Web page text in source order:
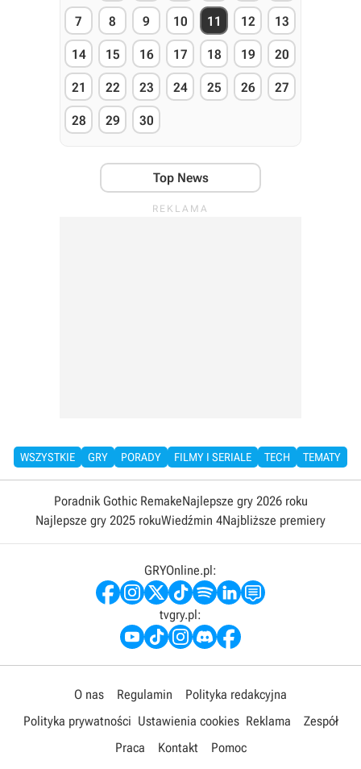
7 8 9 10 11 12 13
14 15 16 17 18 19 20
21 22 23 24 25 26 27
28 29 30
Top News
WSZYSTKIE GRY PORADY FILMY I SERIALE TECH TEMATY
Poradnik Gothic RemakeNajlepsze gry 2026 roku
Najlepsze gry 2025 rokuWiedźmin 4Najbliższe premiery
GRYOnline.pl:
tvgry.pl:
O nas Regulamin
Polityka redakcyjna
Polityka prywatności Ustawienia cookies Reklama
Zespół
Praca
Kontakt Pomoc